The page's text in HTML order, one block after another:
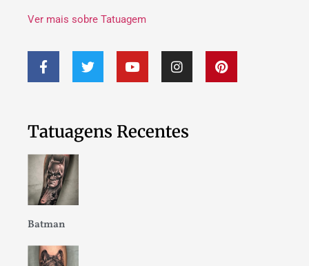
Ver mais sobre Tatuagem
Tatuagens Recentes
Batman